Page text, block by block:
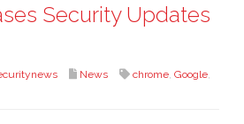
Security Updates
News chrome, Google,